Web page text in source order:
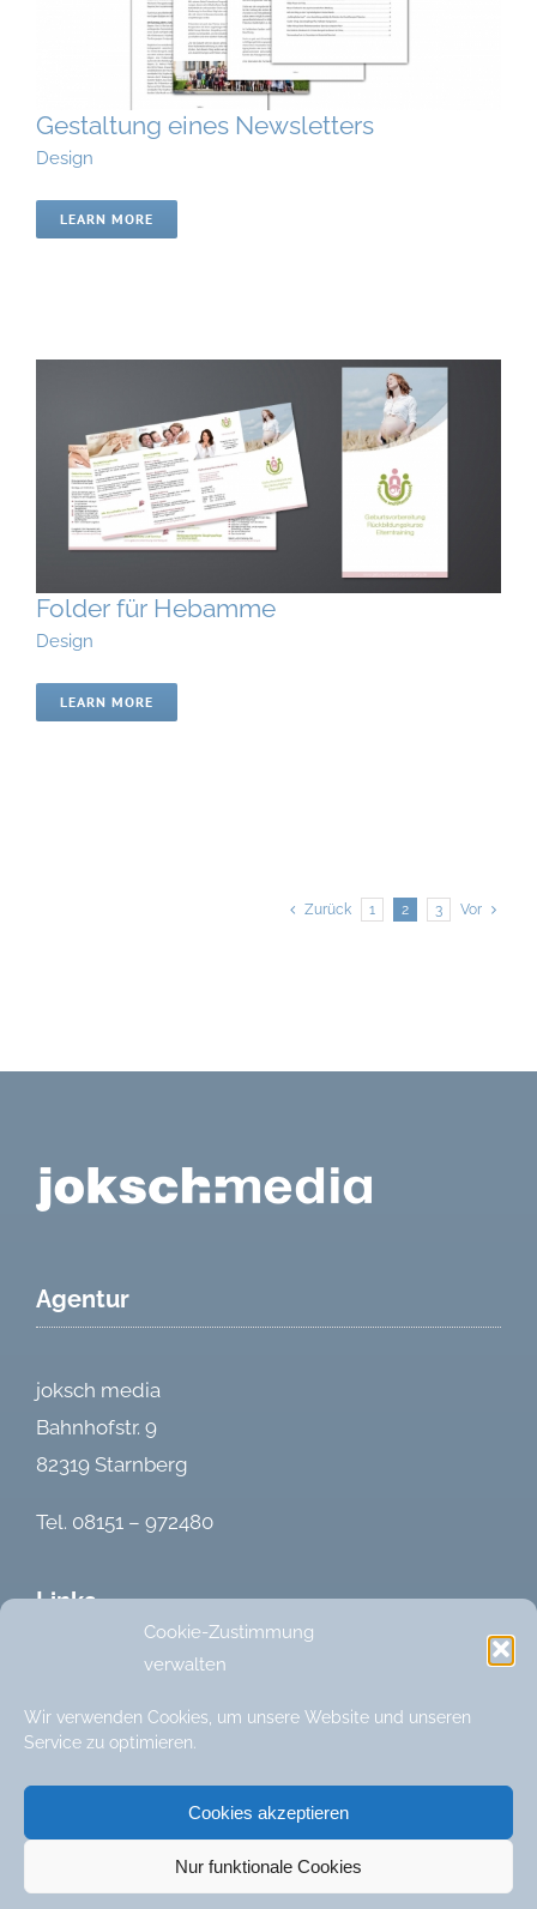
Cookie-Zustimmung
verwalten
Wir verwenden Cookies, um unsere Website und unseren
Service zu optimieren.
Cookies akzeptieren
Nur funktionale Cookies
Gestaltung eines Newsletters
Design
LEARN MORE
Folder für Hebamme
Design
LEARN MORE
Zurück 1 2 3 Vor
Agentur
joksch media
Bahnhofstr. 9
82319 Starnberg
Tel. 08151 – 972480
Links
Kontakt
Impressum
Cookie-Richtlinie (EU)